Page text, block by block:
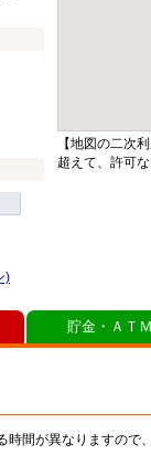
)
【地図の二次
超えて、許可
間が異なりますので
貯金・ＡＴ